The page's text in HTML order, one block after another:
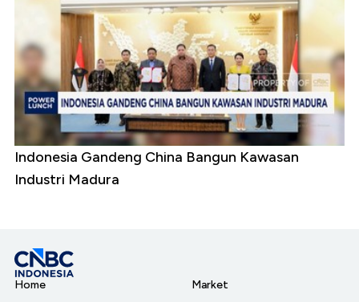
Indonesia Gandeng China Bangun Kawasan
Industri Madura
Home
Market